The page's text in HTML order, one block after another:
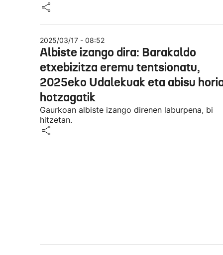
2025/03/17 - 08:52
Albiste izango dira: Barakaldo
etxebizitza eremu tentsionatu,
2025eko Udalekuak eta abisu
hotzagatik
Gaurkoan albiste izango direnen laburpena, bi
hitzetan.